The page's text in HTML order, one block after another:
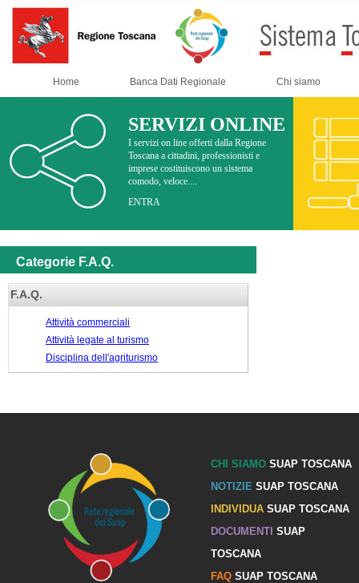
Home Banca Dati Regionale Chi siamo
SERVIZI ONLINE
I servizi on line offerti dalla Regione
Toscana a cittadini, professionisti e
imprese costituiscono un sistema
comodo, veloce....
ENTRA
Categorie F.A.Q.
F.A.Q.
Attività commerciali
Attività legate al turismo
Disciplina dell'agriturismo
CHI SIAMOSUAP TOSCANA
NOTIZIE SUAP TOSCANA
INDIVIDUASUAP TOSCANA
DOCUMENTI SUAP
TOSCANA
FAQSUAP TOSCANA